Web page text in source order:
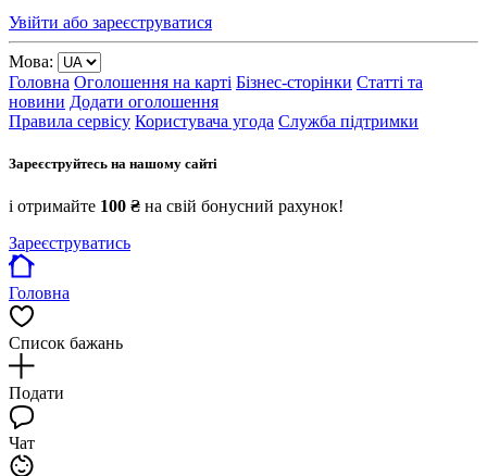
Увійти або зареєструватися
Мова:
Головна Оголошення на карті Бізнес-сторінки Статті та
новини Додати оголошення
Правила сервісу Користувача угода Служба підтримки
Зареєструйтесь на нашому сайті
і отримайте 100 ₴ на свій бонусний рахунок!
Зареєструватись
Головна
Список бажань
Подати
Чат